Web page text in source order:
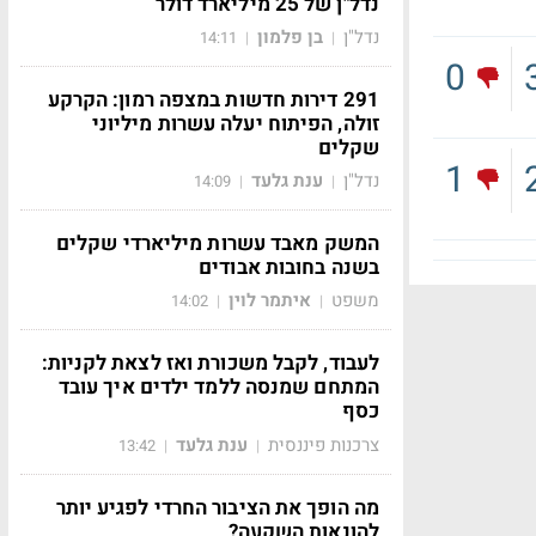
0
1
נדל"ן | בן פלמון |
14:11
291 דירות חדשות במצפה רמון: הקרקע
זולה, הפיתוח יעלה עשרות מיליוני
שקלים
נדל"ן | ענת גלעד |
14:09
המשק מאבד עשרות מיליארדי שקלים
בשנה בחובות אבודים
משפט | איתמר לוין |
14:02
לעבוד, לקבל משכורת ואז לצאת לקניות:
המתחם שמנסה ללמד ילדים איך עובד
כסף
צרכנות פיננסית | ענת גלעד |
13:42
מה הופך את הציבור החרדי לפגיע יותר